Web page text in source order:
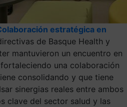
estratégica en
de Basque Health y
mantuvieron un encuentro en
una colaboración
consolidando y que tiene
sinergias reales entre ambos
clave del sector salud y las